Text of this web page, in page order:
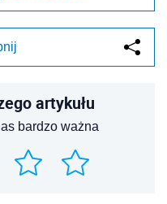
artykułu
bardzo ważna